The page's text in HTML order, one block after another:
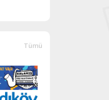
Tümü